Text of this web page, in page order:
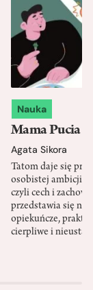
Nauka
Mama Pucia
Agata Sikora
Tatom daje się
osobistej ambicji,
czyli cech i
przedstawia się
opiekuńcze,
cierpliwe i